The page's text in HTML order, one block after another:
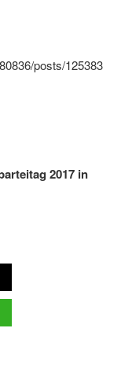
posts/125383
2017 in